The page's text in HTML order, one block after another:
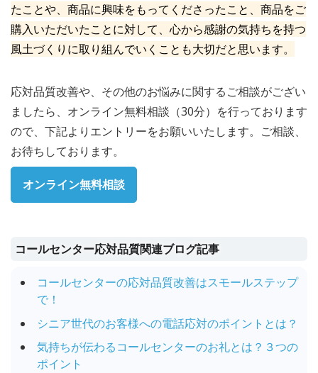
たことや、商品に興味をもってくださったこと、商品をご
購入いただいたことに対して、心から感謝の気持ちを持つ
風土づくりに取り組んでいくことも大切だと思います。
応対品質改善や、その他のお悩みに関するご相談がござい
ましたら、オンライン無料相談（30分）を行っております
ので、下記よりエントリーをお願いいたします。ご相談、
お待ちしております。
オンライン無料相談
コールセンター応対品質関連ブログ記事
コールセンターの応対品質改善はスモールステップ
で！
シニア世代のお客様への電話応対のポイントとは？
気持ちが伝わるコールセンターのお礼とは？３つの
ポイント